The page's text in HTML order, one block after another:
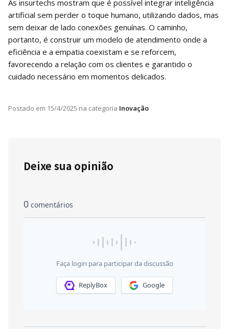
As insurtechs mostram que é possível integrar inteligência
artificial sem perder o toque humano, utilizando dados, mas
sem deixar de lado conexões genuínas. O caminho,
portanto, é construir um modelo de atendimento onde a
eficiência e a empatia coexistam e se reforcem,
favorecendo a relação com os clientes e garantido o
cuidado necessário em momentos delicados.
Postado em 15/4/2025 na categoria Inovação
Deixe sua opinião